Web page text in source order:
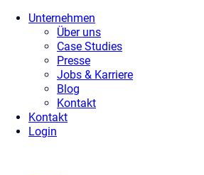
Unternehmen
Über uns
Case Studies
Presse
Jobs & Karriere
Blog
Kontakt
Kontakt
Login